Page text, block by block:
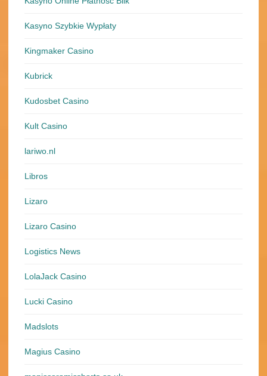
Kasyno Szybkie Wypłaty
Kingmaker Casino
Kubrick
Kudosbet Casino
Kult Casino
lariwo.nl
Libros
Lizaro
Lizaro Casino
Logistics News
LolaJack Casino
Lucki Casino
Madslots
Magius Casino